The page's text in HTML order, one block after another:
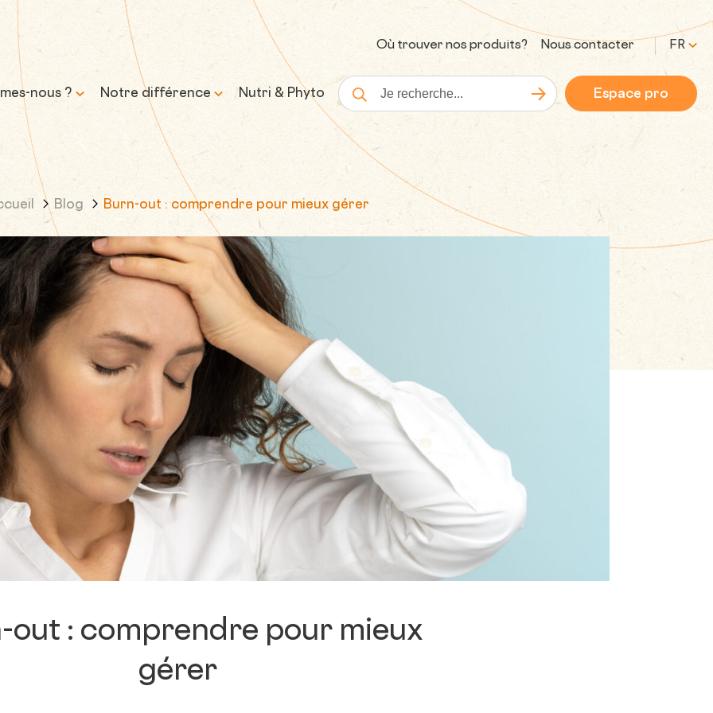
Où trouver nos produits? Nous contacter FR
nous ?
et
Notre différence
Science & expertise
Transparence &
formulation responsable
Approvisionnement &
traçabilité
Contrôle & qualité
Durabilité
B Corp™
Nos labels
Accompagnement &
formation
Partenariats
académiques &
collaborations
Nutri & Phyto
Recherche Lancer la rechercheEspace pro
Blog Burn-out : comprendre pour mieux gérer
out : comprendre pour mieux
gérer